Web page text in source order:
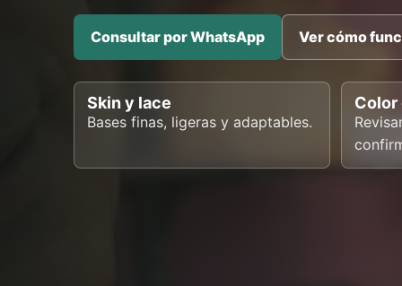
Consultar por WhatsApp Ver cómo
Skin y lace
Bases finas, ligeras y adaptables.
Color